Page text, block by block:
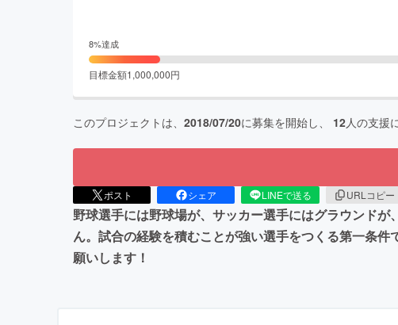
8%達成
目標金額1,000,000円
このプロジェクトは、 2018/07/20に募集を開始し、 12人の支援
ポスト シェア LINEで送る URLコピー
野球選手には野球場が、サッカー選手にはグラウンド
ん。試合の経験を積むことが強い選手をつくる第一条
願いします！